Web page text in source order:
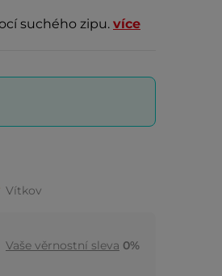
suchého zipu. více
Vítkov
Vaše věrnostní sleva 0%